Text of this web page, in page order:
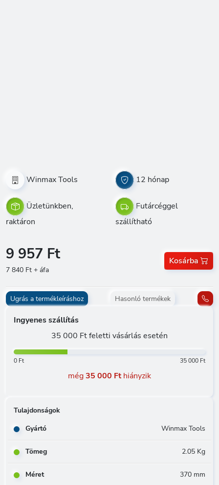
Winmax Tools 12 hónap
Üzletünkben,
raktáron
Futárcéggel
szállítható
9 957 Ft
7 840 Ft + áfa
Kosárba
Ugrás a termékleíráshoz Hasonló termékek
Ingyenes szállítás
35 000 Ft feletti vásárlás esetén
0 Ft 35 000 Ft
még35 000 Fthiányzik
Tulajdonságok
Gyártó
Winmax Tools
Tömeg 2.05 Kg
Méret 370 mm